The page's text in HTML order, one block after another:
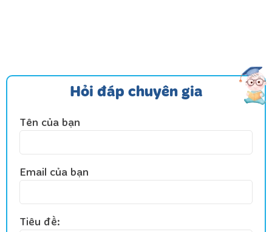
Hỏi đáp chuyên gia
Tên của bạn
Email của bạn
Tiêu đề: